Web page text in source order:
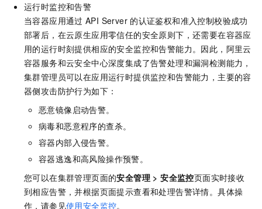
运行时监控和告警
当容器应用通过 API Server 的认证鉴权和准入控制校验成功
部署后，在云原生应用零信任的安全原则下，还需要在容器应
用的运行时刻提供相应的安全监控和告警能力。因此，阿里云
容器服务和云安全中心深度集成了告警处理和漏洞检测能力，
集群管理员可以在应用运行时提供监控和告警能力，主要的容
器侧攻击防护行为如下：
恶意镜像启动告警。
病毒和恶意程序的查杀。
容器内部入侵告警。
容器逃逸和高风险操作预警。
您可以在集群管理页面的安全管理 >安全监控页面实时接收
到相应告警，并根据页面提示查看和处理告警详情。具体操
作，请参见使用安全监控。